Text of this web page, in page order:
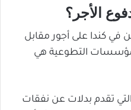
الأجر؟
في كندا على أجور مقابل
التطوعية هي
تقدم بدلات عن نفقات